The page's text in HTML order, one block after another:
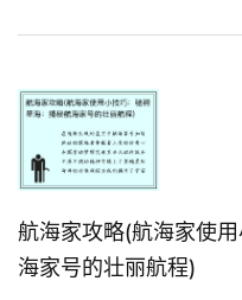
航海家攻略(航海家使
海家号的壮丽航程)